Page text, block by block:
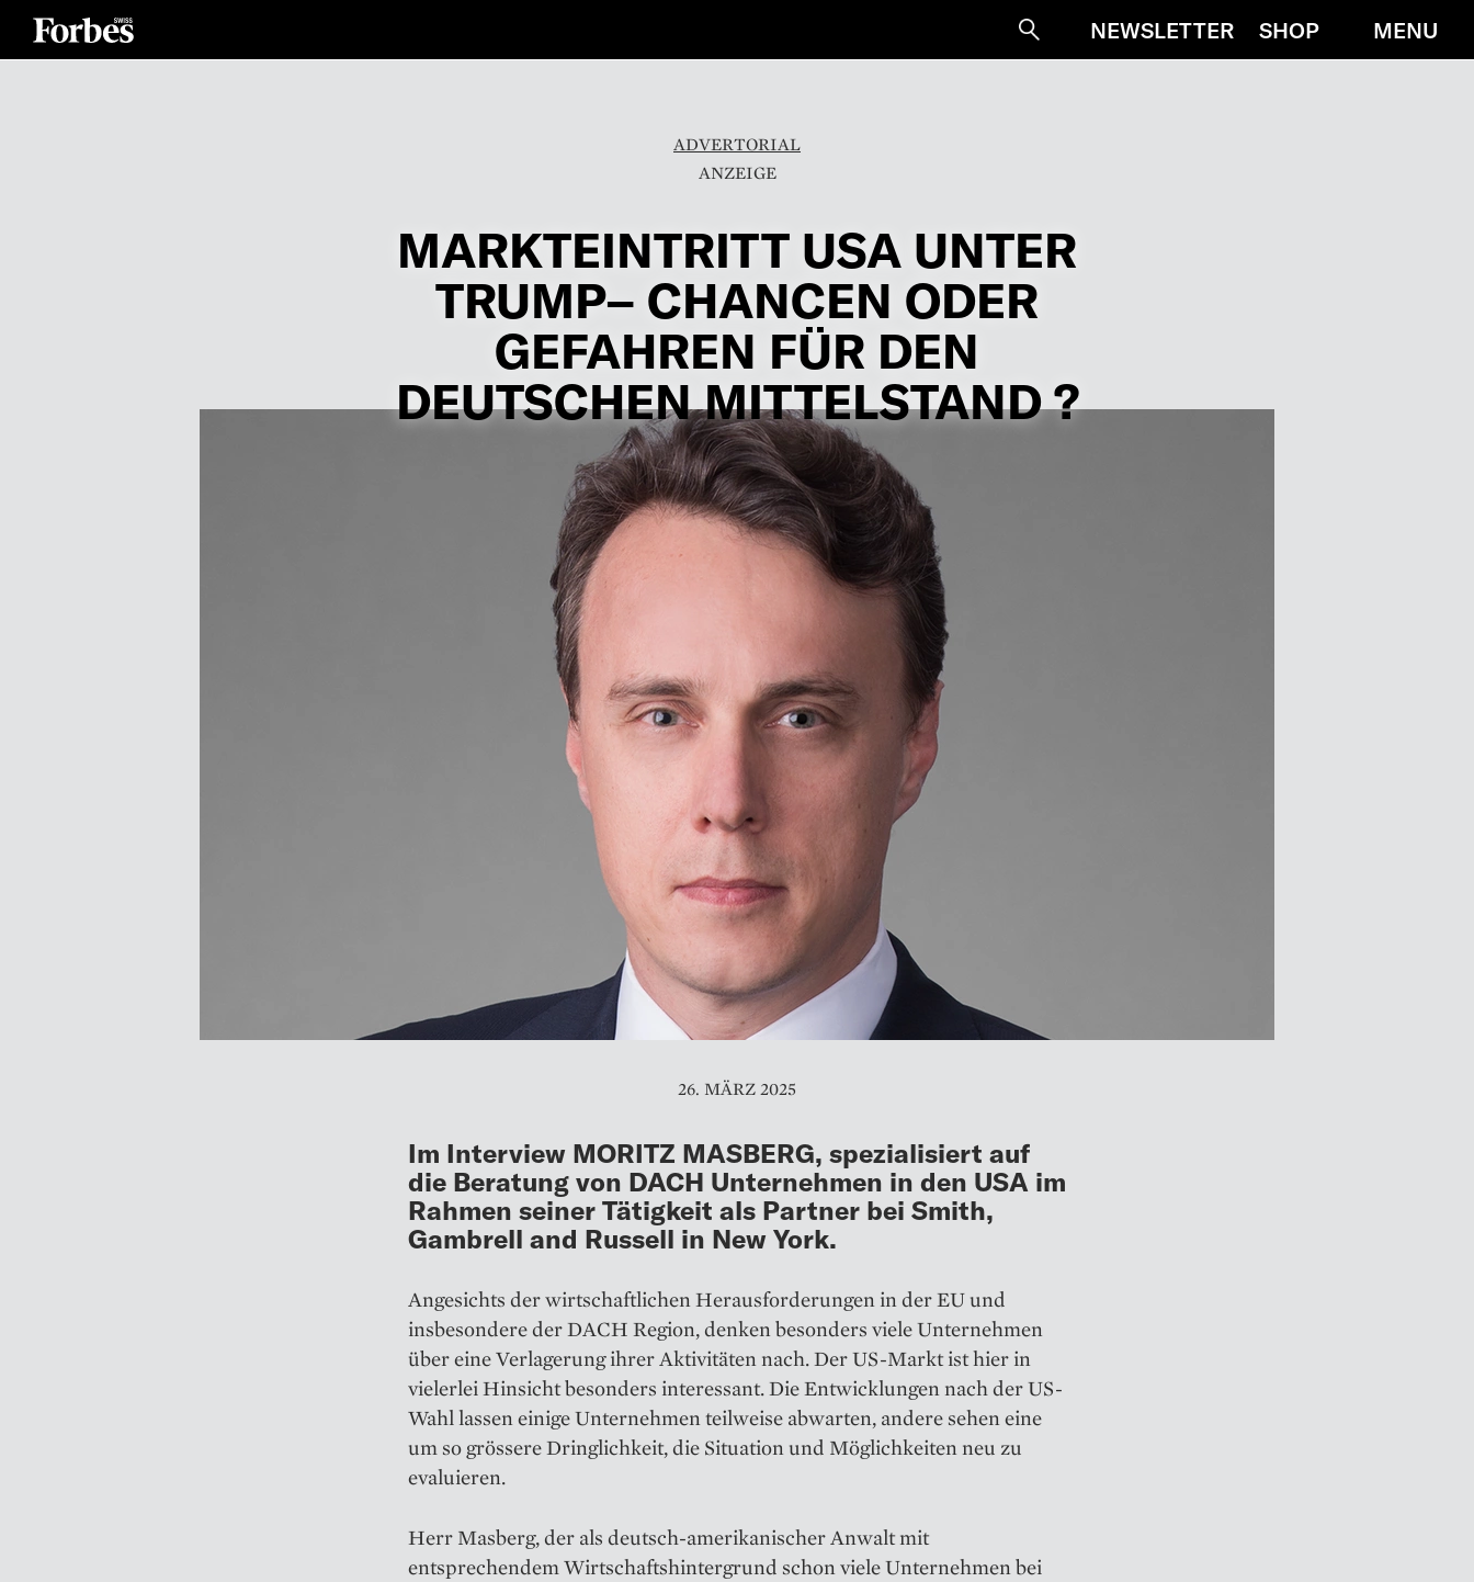
SucheNEWSLETTER SHOP MENU
ADVERTORIAL
MARKTEINTRITT USA UNTER
TRUMP– CHANCEN ODER
GEFAHREN FÜR DEN
DEUTSCHEN MITTELSTAND ?
26. MÄRZ 2025
Im Interview MORITZ MASBERG, spezialisiert auf
die Beratung von DACH Unternehmen in den USA im
Rahmen seiner Tätigkeit als Partner bei Smith,
Gambrell and Russell in New York.
Angesichts der wirtschaftlichen Herausforderungen in der EU und
insbesondere der DACH Region, denken besonders viele Unternehmen
über eine Verlagerung ihrer Aktivitäten nach. Der US-Markt ist hier in
vielerlei Hinsicht besonders interessant. Die Entwicklungen nach der US-
Wahl lassen einige Unternehmen teilweise abwarten, andere sehen eine
um so grössere Dringlichkeit, die Situation und Möglichkeiten neu zu
evaluieren.
Herr Masberg, der als deutsch-amerikanischer Anwalt mit
entsprechendem Wirtschaftshintergrund schon viele Unternehmen bei